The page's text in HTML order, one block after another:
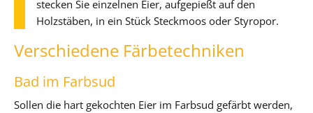
stecken Sie einzelnen Eier, aufgepießt auf den
Holzstäben, in ein Stück Steckmoos oder Styropor.
Verschiedene Färbetechniken
Bad im Farbsud
Sollen die hart gekochten Eier im Farbsud gefärbt werden,